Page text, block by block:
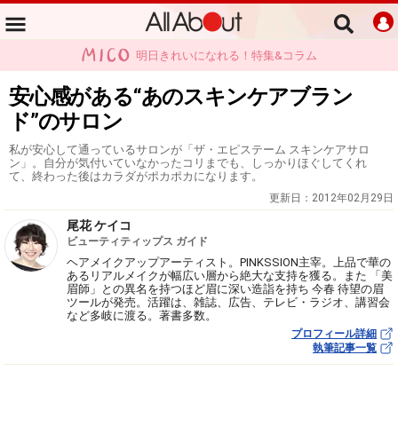
明日きれいになれる！特集&コラム
安心感がある“あのスキンケアブラン
ド”のサロン
私が安心して通っているサロンが「ザ・エピステーム スキンケアサロ
ン」。自分が気付いていなかったコリまでも、しっかりほぐしてくれ
て、終わった後はカラダがポカポカになります。
更新日： 2012年02月29日
尾花 ケイコ
ビューティティップス ガイド
ヘアメイクアップアーティスト。PINKSSION主宰。上品で華の
あるリアルメイクが幅広い層から絶大な支持を獲る。また 「美
眉師」との異名を持つほど眉に深い造詣を持ち 今春 待望の眉
ツールが発売。活躍は、雑誌、広告、テレビ・ラジオ、講習会
など多岐に渡る。著書多数。
プロフィール詳細
執筆記事一覧